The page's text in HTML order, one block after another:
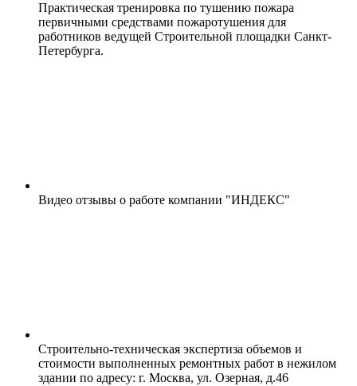
Практическая тренировка по тушению пожара
первичными средствами пожаротушения для
работников ведущей Строительной площадки Санкт-
Петербурга.
Видео отзывы о работе компании "ИНДЕКС"
Строительно-техническая экспертиза объемов и
стоимости выполненных ремонтных работ в нежилом
здании по адресу: г. Москва, ул. Озерная, д.46